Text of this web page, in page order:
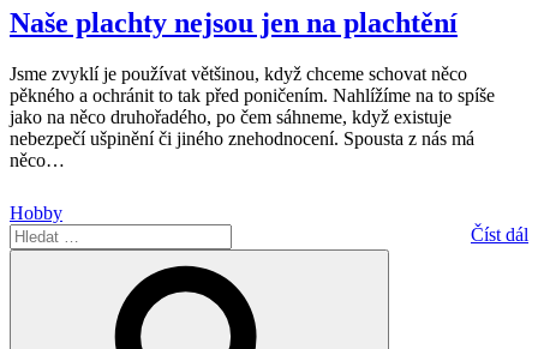
Naše plachty nejsou jen na plachtění
Jsme zvyklí je používat většinou, když chceme schovat něco
pěkného a ochránit to tak před poničením. Nahlížíme na to spíše
jako na něco druhořadého, po čem sáhneme, když existuje
nebezpečí ušpinění či jiného znehodnocení. Spousta z nás má
něco…
Hobby
Číst dál
Hledat: